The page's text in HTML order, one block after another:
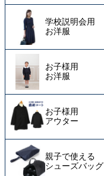
学校説明会用
お洋服
お子様用
お洋服
お子様用
アウター
親子で使える
シューズバッグ